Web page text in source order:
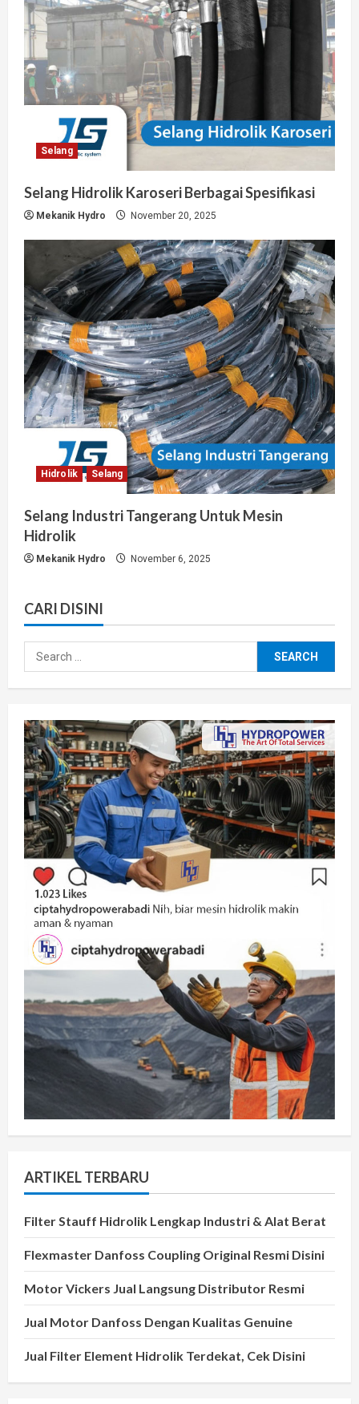
Selang
Selang Hidrolik Karoseri Berbagai Spesifikasi
Mekanik Hydro November 20, 2025
Hidrolik Selang
Selang Industri Tangerang Untuk Mesin
Hidrolik
Mekanik Hydro November 6, 2025
CARI DISINI
Search
for:
ARTIKEL TERBARU
Filter Stauff Hidrolik Lengkap Industri & Alat Berat
Flexmaster Danfoss Coupling Original Resmi Disini
Motor Vickers Jual Langsung Distributor Resmi
Jual Motor Danfoss Dengan Kualitas Genuine
Jual Filter Element Hidrolik Terdekat, Cek Disini